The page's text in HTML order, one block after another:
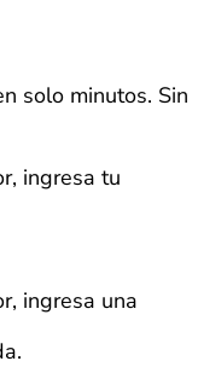
solo minutos. Sin
ingresa tu
ingresa una